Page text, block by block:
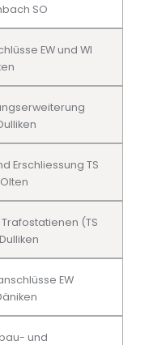
SO
EW und Wl
Erschliessung TS
Trafostatienen (TS
EW
und